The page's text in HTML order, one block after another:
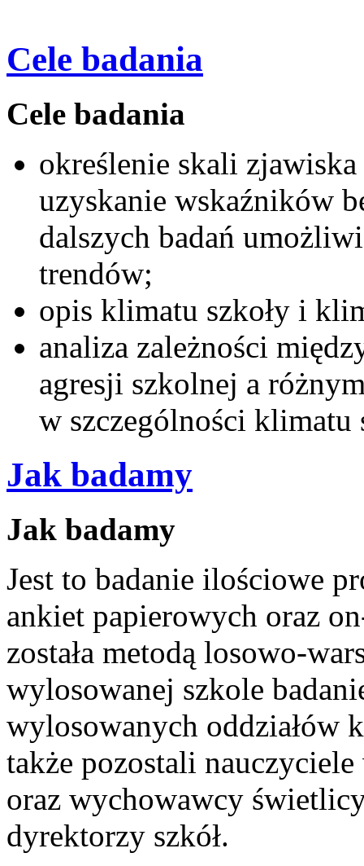
Cele badania
Cele badania
określenie skali
uzyskanie wskaźników
dalszych badań
trendów;
opis klimatu szkoły i
analiza zależności
agresji szkolnej a
w szczególności klimatu
Jak badamy
Jak badamy
Jest to badanie ilościowe
ankiet papierowych oraz
została metodą losowo-
wylosowanej szkole
wylosowanych oddziałów
także pozostali
oraz wychowawcy
dyrektorzy szkół.